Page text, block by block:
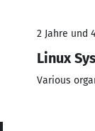
2 Jahre und
Linux
Various